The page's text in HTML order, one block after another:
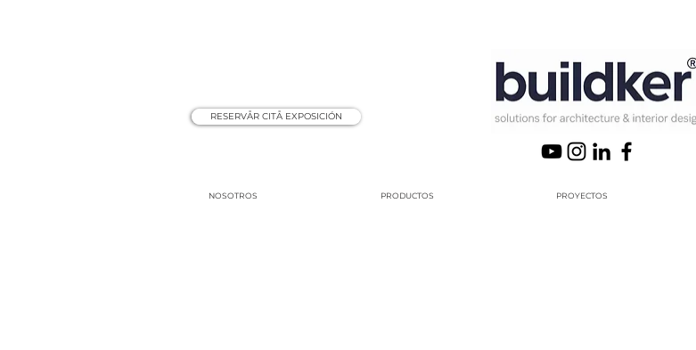
RESERVÅR CITÅ EXPOSICIÓN
NOSOTROS PRODUCTOS PROYECTOS